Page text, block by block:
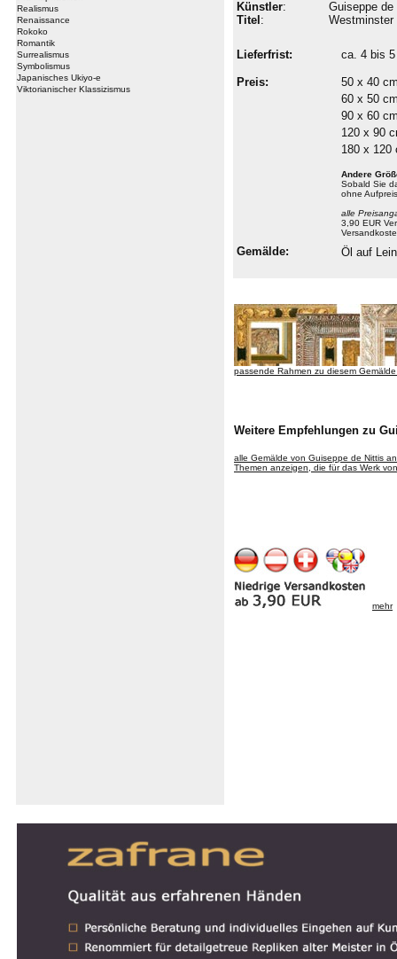
Realismus
Renaissance
Rokoko
Romantik
Surrealismus
Symbolismus
Japanisches Ukiyo-e
Viktorianischer Klassizismus
Künstler:
Titel :
Guiseppe
Westminster
Lieferfrist: ca. 4 bis
Preis:
50 x 40
60 x 50
90 x 60
120 x 90
180 x 120
Andere
Sobald Sie
ohne
alle
3,90 EUR
Gemälde: Öl auf
passende Rahmen zu diesem
Weitere Empfehlungen zu
alle Gemälde von Guiseppe de Nittis
Themen anzeigen, die für das Werk
mehr